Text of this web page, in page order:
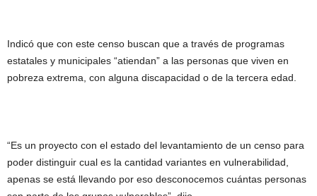
Indicó que con este censo buscan que a través de programas
estatales y municipales “atiendan” a las personas que viven en
pobreza extrema, con alguna discapacidad o de la tercera edad.
“Es un proyecto con el estado del levantamiento de un censo para
poder distinguir cual es la cantidad variantes en vulnerabilidad,
apenas se está llevando por eso desconocemos cuántas personas